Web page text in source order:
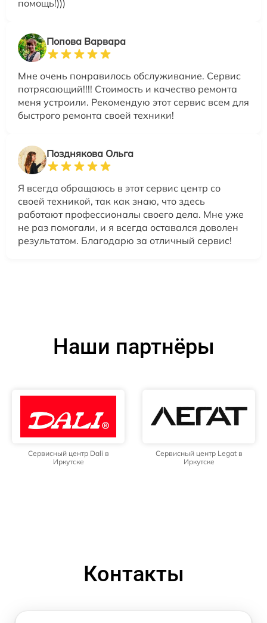
помощь!)))
Попова Варвара
Мне очень понравилось обслуживание. Сервис
потрясающий!!!! Стоимость и качество ремонта
меня устроили. Рекомендую этот сервис всем для
быстрого ремонта своей техники!
Позднякова Ольга
Я всегда обращаюсь в этот сервис центр со
своей техникой, так как знаю, что здесь
работают профессионалы своего дела. Мне уже
не раз помогали, и я всегда оставался доволен
результатом. Благодарю за отличный сервис!
Наши партнёры
Сервисный центр Dali в
Иркутске
Сервисный центр Legat в
Иркутске
Контакты